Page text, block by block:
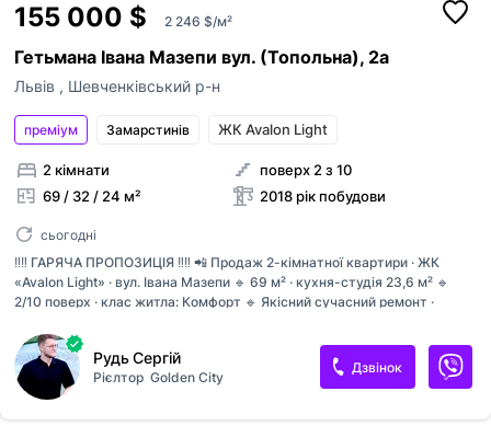
155 000 $ 2 246 $/м²
Гетьмана Івана Мазепи вул. (Топольна), 2а
Львів , Шевченківський р-н
преміум Замарстинiв ЖК Avalon Light
2 кімнати
69 / 32 / 24 м²
поверх 2 з 10
2018 рік побудови
сьогодні
‼️‼️ ГАРЯЧА ПРОПОЗИЦІЯ ‼️‼️ 📲 Продаж 2-кімнатної квартири · ЖК
«Avalon Light» · вул. Івана Мазепи 🔹 69 м² · кухня-студія 23,6 м² 🔹
2/10 поверх · клас житла: Комфорт 🔹 Якісний сучасний ремонт ·
виходом на балкон З кімнати також вихід на балкон Панорамні вікна ·
гардероб Тепла підлога (коридор, кухня, ванна) Суміжний санвузол ·
ванна кімната 💎 Техніка: варильна панель, духова шафа,
посудомийна машина, мікрохвильова піч 🏡 ЖК «Avalon Light»:
Закритий дитячий майданчик · Wi-Fi 📍 Поруч: школа, зупинки
Рудь Сергій
Рієлтор Golden City
Дзвінок